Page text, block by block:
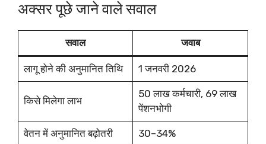
अक्सर पूछे जाने वाले सवाल
सवाल जवाब
लागू होने की अनुमानित तिथि 1 जनवरी 2026
किसे मिलेगा लाभ
50 लाख कर्मचारी, 69 लाख
पेंशनभोगी
वेतन में अनुमानित बढ़ोतरी 30–34%​